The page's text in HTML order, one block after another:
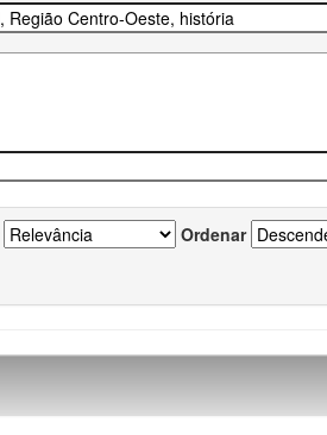
Ordenar